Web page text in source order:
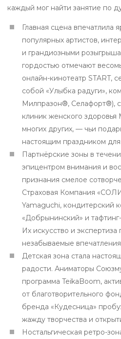
каждый мог найти занятие по
Главная сцена впечатлила
популярных артистов,
и грандиозными
гордостью отмечают
онлайн-кинотеатр START,
собой «Улыбка радуги»,
Милпразон®, Селафорт®),
клиник женского здоровья
многих других, — чьи
настоящим праздником для
Партнёрские зоны в
эпицентром внимания и
признания смелое
Страховая Компания
Yamaguchi, кондитерский
«Добрынинский» и
Их искусство и экспертиза
незабываемые
Детская зона стала
радости. Аниматоры
программа TeikaBoom,
от благотворительного
бренда «Кудесница»
жажду творчества и
Ностальгическая ретро-